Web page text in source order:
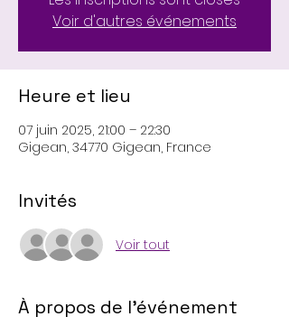
Voir d'autres événements
Heure et lieu
07 juin 2025, 21:00 – 22:30
Gigean, 34770 Gigean, France
Invités
Voir tout
À propos de l'événement